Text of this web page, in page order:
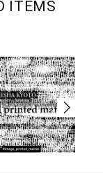
ITEMS